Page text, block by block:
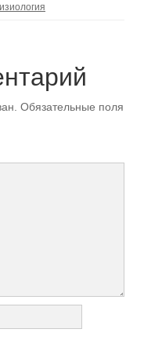
Обязательные поля